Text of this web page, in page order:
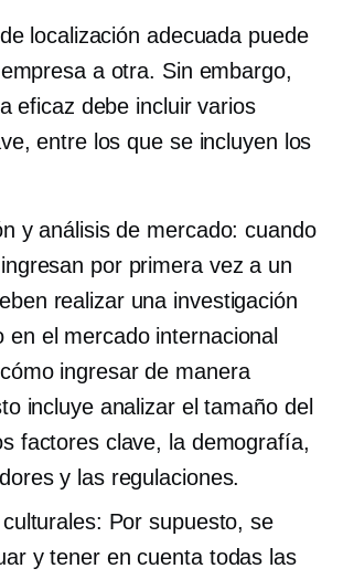
localización adecuada puede
a otra. Sin embargo,
eficaz debe incluir varios
entre los que se incluyen los
y análisis de mercado: cuando
por primera vez a un
realizar una investigación
en el mercado internacional
ingresar de manera
incluye analizar el tamaño del
factores clave, la demografía,
y las regulaciones.
Por supuesto, se
y tener en cuenta todas las